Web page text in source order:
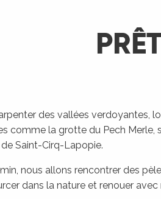
des vallées verdoyantes,
comme la grotte du Pech Merle,
Saint-Cirq-Lapopie.
nous allons rencontrer des
dans la nature et renouer